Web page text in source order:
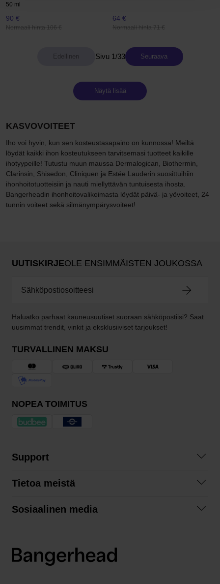
50 ml
90 €
Normaali hinta 106 €
64 €
Normaali hinta 71 €
Sivu 1/33 Seuraava
Näytä lisää
KASVOVOITEET
Iho voi hyvin, kun sen kosteustasapaino on kunnossa! Meiltä
löydät kaikki ihon kosteutukseen tarvitsemasi tuotteet kaikille
ihotyypeille! Tutustu muun maussa Dermalogican, Biothermin,
Clarinsin, Shisedon, Cliniquen ja Estée Lauderin suosittuihiin
ihonhoitotuotteisiin ja nauti miellyttävän tuntuisesta ihosta.
Bangerheadin ihonhoitovalikoimasta löydät päivä- ja yövoiteet, 24
tunnin voiteet sekä silmänympärysvoiteet!
UUTISKIRJEOLE ENSIMMÄISTEN JOUKOSSA
Haluatko parhaat kauneusuutiset suoraan sähköpostiisi? Saat
uusimmat trendit, vinkit ja eksklusiiviset tarjoukset!
TURVALLINEN MAKSU
NOPEA TOIMITUS
Support
Tilausehdot
Tietoa meistä
Sosiaalinen media
LinkedIn